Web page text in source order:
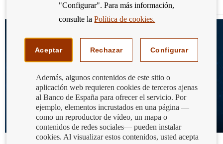
"Configurar". Para más información,
consulte laPolítica de cookies.
Aceptar Rechazar Configurar
Además, algunos contenidos de este sitio o
aplicación web requieren cookies de terceros ajenas
al Banco de España para ofrecer el servicio. Por
ejemplo, elementos incrustados en una página —
como un reproductor de vídeo, un mapa o
contenidos de redes sociales— pueden instalar
cookies. Al visualizar estos contenidos, usted acepta